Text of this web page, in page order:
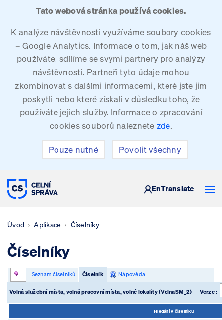
Tato webová stránka používá cookies.
K analýze návštěvnosti využíváme soubory cookies
– Google Analytics. Informace o tom, jak náš web
používáte, sdílíme se svými partnery pro analýzy
návštěvnosti. Partneři tyto údaje mohou
zkombinovat s dalšími informacemi, které jste jim
poskytli nebo které získali v důsledku toho, že
používáte jejich služby. Informace o zpracování
cookies souborů naleznete zde.
Pouze nutné Povolit všechny
CELNÍ SPRÁVA ČESKÉ REPUBLIKY
EnTranslate
Úvod Aplikace Číselníky
Číselníky
Seznam číselníků Číselník Nápověda
Volná služební místa, volná pracovní místa, volné lokality (VolnaSM_2) Verze :
Hledání v číselníku